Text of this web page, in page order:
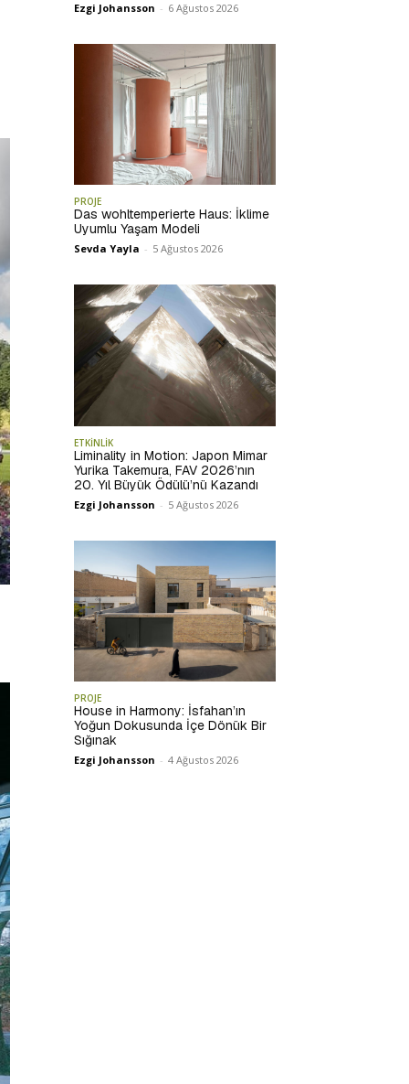
Ezgi Johansson - 6 Ağustos 2026
PROJE
Das wohltemperierte Haus: İklime
Uyumlu Yaşam Modeli
Sevda Yayla - 5 Ağustos 2026
ETKİNLİK
Liminality in Motion: Japon Mimar
Yurika Takemura, FAV 2026’nın
20. Yıl Büyük Ödülü’nü Kazandı
Ezgi Johansson - 5 Ağustos 2026
PROJE
House in Harmony: İsfahan’ın
Yoğun Dokusunda İçe Dönük Bir
Sığınak
Ezgi Johansson - 4 Ağustos 2026